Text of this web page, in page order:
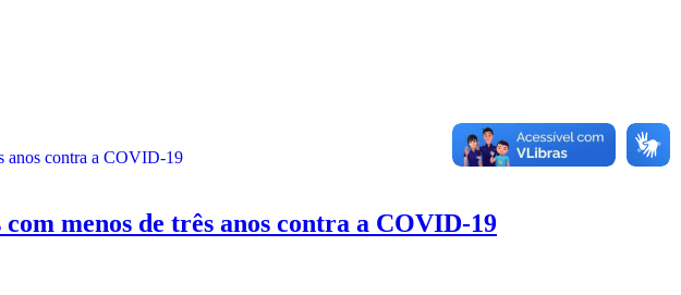
menos de três anos contra a COVID-19